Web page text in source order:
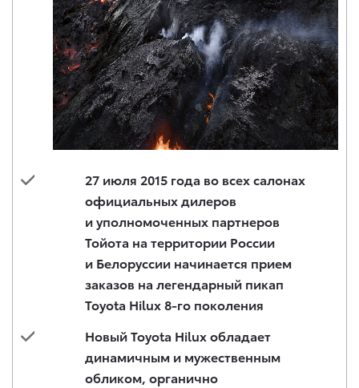
27 июля 2015 года во всех салонах
официальных дилеров
и уполномоченных партнеров
Тойота на территории России
и Белоруссии начинается прием
заказов на легендарный пикап
Toyota Hilux 8-го поколения
Новый Toyota Hilux обладает
динамичным и мужественным
обликом, органично